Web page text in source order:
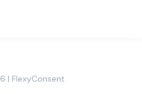
| FlexyConsent